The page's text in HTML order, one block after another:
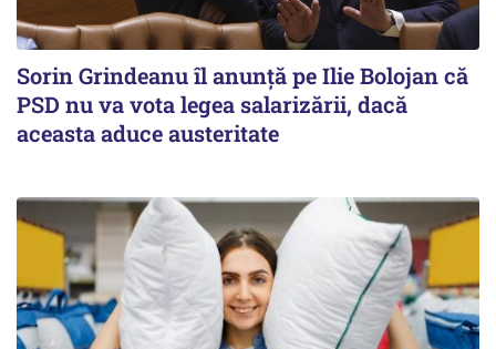
Sorin Grindeanu îl anunţă pe Ilie Bolojan că
PSD nu va vota legea salarizării, dacă
aceasta aduce austeritate